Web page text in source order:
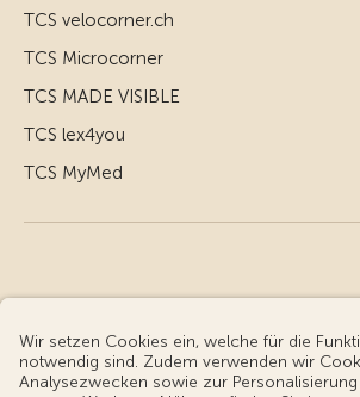
TCS velocorner.ch
TCS Microcorner
TCS MADE VISIBLE
TCS lex4you
TCS MyMed